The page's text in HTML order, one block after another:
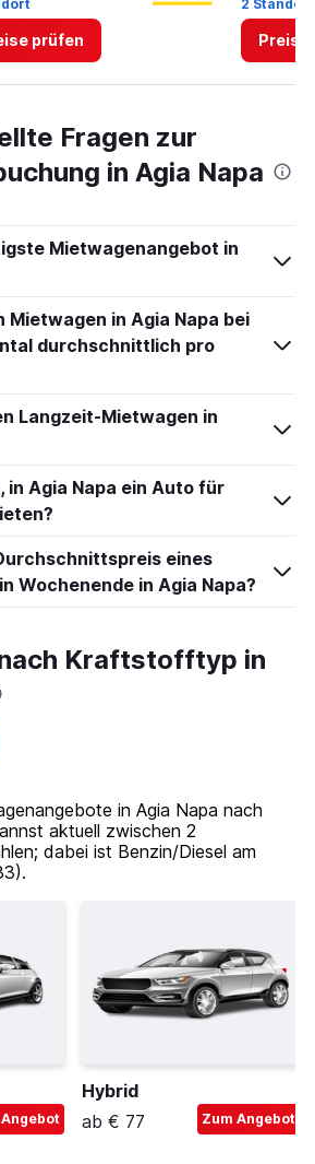
prüfen
2
Preise
Fragen zur
in Agia Napa
Mietwagenangebot in
Mietwagen in Agia Napa bei
durchschnittlich pro
Langzeit-Mietwagen in
in Agia Napa ein Auto für
eines
Wochenende in Agia Napa?
Kraftstofftyp in
in Agia Napa nach
aktuell zwischen 2
dabei ist Benzin/Diesel am
Hybrid
ab € 77
Zum Angebot